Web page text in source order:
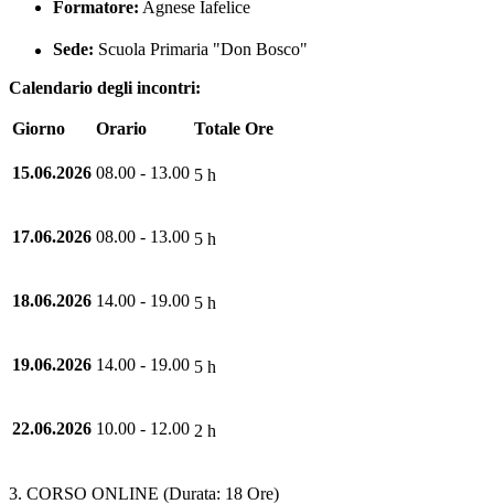
Formatore: Agnese Iafelice
Sede: Scuola Primaria "Don Bosco"
Calendario degli incontri:
Giorno Orario Totale Ore
15.06.2026 08.00 - 13.00 5 h
17.06.2026 08.00 - 13.00 5 h
18.06.2026 14.00 - 19.00 5 h
19.06.2026 14.00 - 19.00 5 h
22.06.2026 10.00 - 12.00 2 h
3. CORSO ONLINE (Durata: 18 Ore)